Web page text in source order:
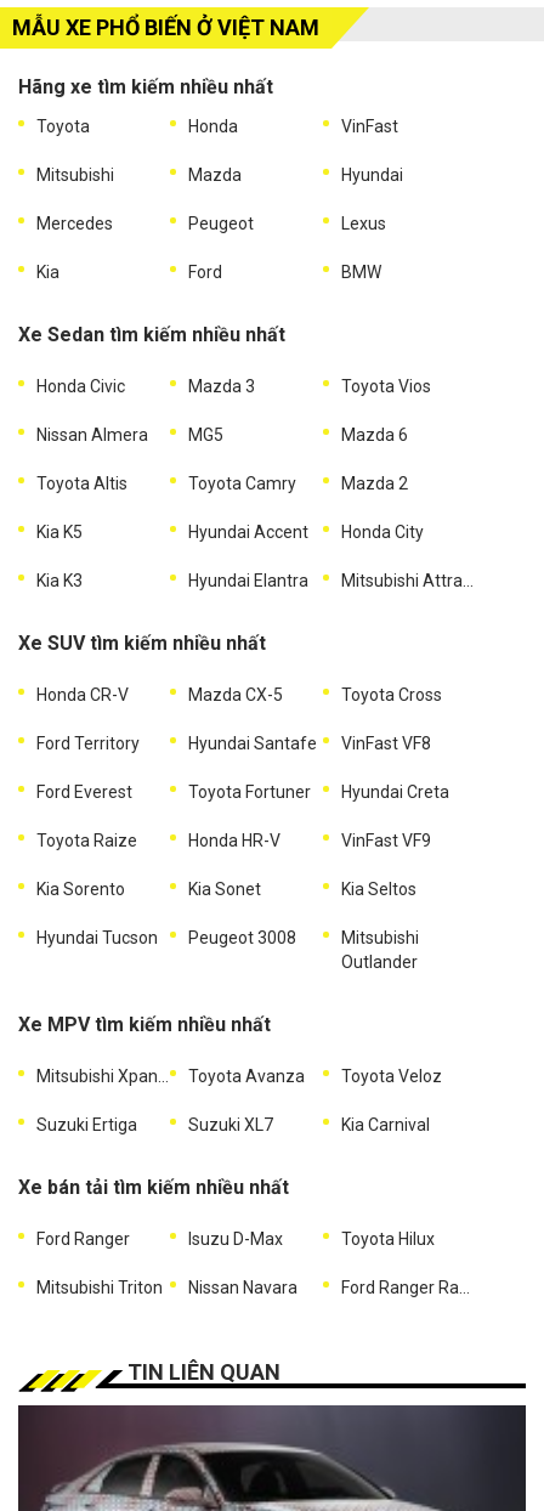
MẪU XE PHỔ BIẾN Ở VIỆT NAM
Hãng xe tìm kiếm nhiều nhất
Toyota Honda VinFast
Mitsubishi Mazda Hyundai
Mercedes Peugeot Lexus
Kia Ford BMW
Xe Sedan tìm kiếm nhiều nhất
Honda Civic Mazda 3 Toyota Vios
Nissan Almera MG5 Mazda 6
Toyota Altis Toyota Camry Mazda 2
Kia K5 Hyundai Accent Honda City
Kia K3 Hyundai Elantra
Xe SUV tìm kiếm nhiều nhất
Honda CR-V Mazda CX-5 Toyota Cross
Ford Territory Hyundai Santafe VinFast VF8
Ford Everest Toyota Fortuner Hyundai Creta
Toyota Raize Honda HR-V VinFast VF9
Kia Sorento Kia Sonet Kia Seltos
Hyundai Tucson Peugeot 3008
Mitsubishi
Outlander
Xe MPV tìm kiếm nhiều nhất
Toyota Avanza Toyota Veloz
Suzuki Ertiga Suzuki XL7 Kia Carnival
Xe bán tải tìm kiếm nhiều nhất
Ford Ranger Isuzu D-Max Toyota Hilux
Mitsubishi Triton Nissan Navara
TIN LIÊN QUAN